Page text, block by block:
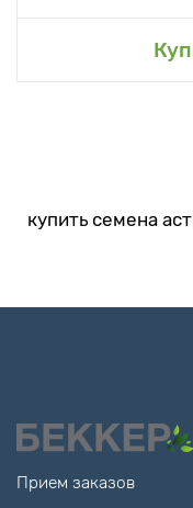
купить семена
Прием заказов